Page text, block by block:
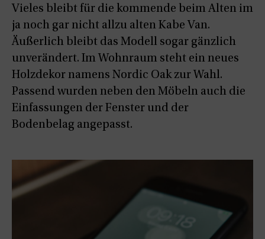
Vieles bleibt für die kommende beim Alten im
ja noch gar nicht allzu alten Kabe Van.
Äußerlich bleibt das Modell sogar gänzlich
unverändert. Im Wohnraum steht ein neues
Holzdekor namens Nordic Oak zur Wahl.
Passend wurden neben den Möbeln auch die
Einfassungen der Fenster und der
Bodenbelag angepasst.